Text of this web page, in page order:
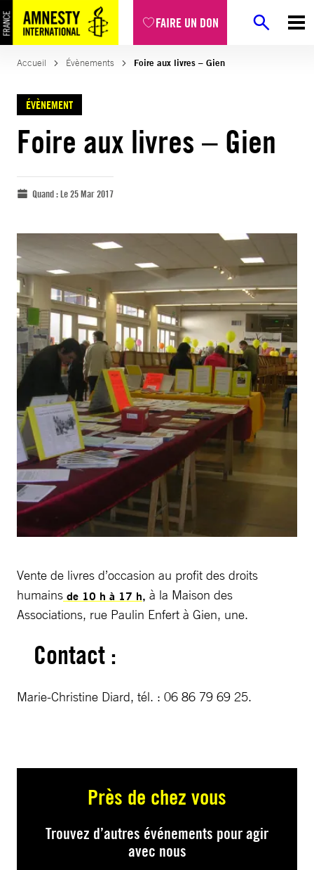
FAIRE UN DON
Accueil Évènements Foire aux livres – Gien
ÉVÈNEMENT
Foire aux livres – Gien
Quand :Le 25 Mar 2017
Vente de livres d’occasion au profit des droits
humains de 10 h à 17 h, à la Maison des
Associations, rue Paulin Enfert à Gien, une.
Contact :
Marie-Christine Diard, tél. : 06 86 79 69 25.
Près de chez vous
Trouvez d’autres événements pour agir
avec nous